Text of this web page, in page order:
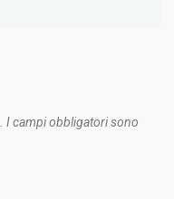
I campi obbligatori sono